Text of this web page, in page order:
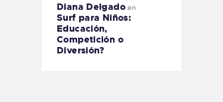
Diana Delgadoen
Surf para Niños:
Educación,
Competición o
Diversión?